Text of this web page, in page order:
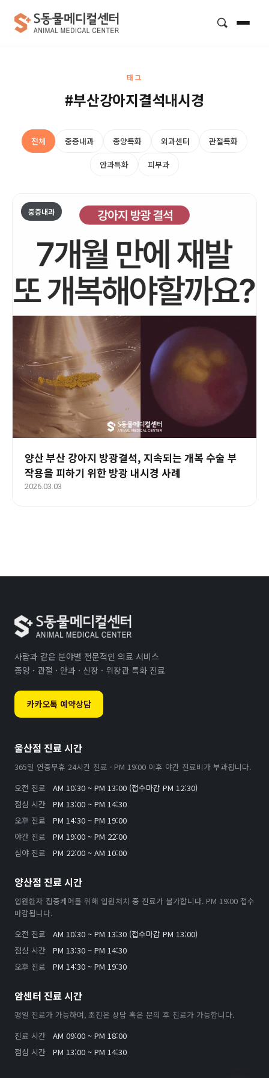
태그
#부산강아지결석내시경
전체 중증내과 종양특화 외과센터 관절특화
안과특화 피부과
중증내과
양산 부산 강아지 방광결석, 지속되는 개복 수술 부
작용을 피하기 위한 방광 내시경 사례
2026.03.03
사람과 같은 분야별 전문적인 의료 서비스
종양 · 관절 · 안과 · 신장 · 위장관 특화 진료
카카오톡 예약상담
울산점 진료 시간
365일 연중무휴 24시간 진료 · PM 19:00 이후 야간 진료비가 부과됩니다.
오전 진료
AM 10:30 ~ PM 13:00 (접수마감 PM 12:30)
점심 시간
PM 13:00 ~ PM 14:30
오후 진료
PM 14:30 ~ PM 19:00
야간 진료
PM 19:00 ~ PM 22:00
심야 진료
PM 22:00 ~ AM 10:00
양산점 진료 시간
입원환자 집중케어를 위해 입원처치 중 진료가 불가합니다. PM 19:00 접수
마감됩니다.
오전 진료
AM 10:30 ~ PM 13:30 (접수마감 PM 13:00)
점심 시간
PM 13:30 ~ PM 14:30
오후 진료
PM 14:30 ~ PM 19:30
암센터 진료 시간
평일 진료가 가능하며, 초진은 상담 혹은 문의 후 진료가 가능합니다.
진료 시간
AM 09:00 ~ PM 18:00
점심 시간
PM 13:00 ~ PM 14:30